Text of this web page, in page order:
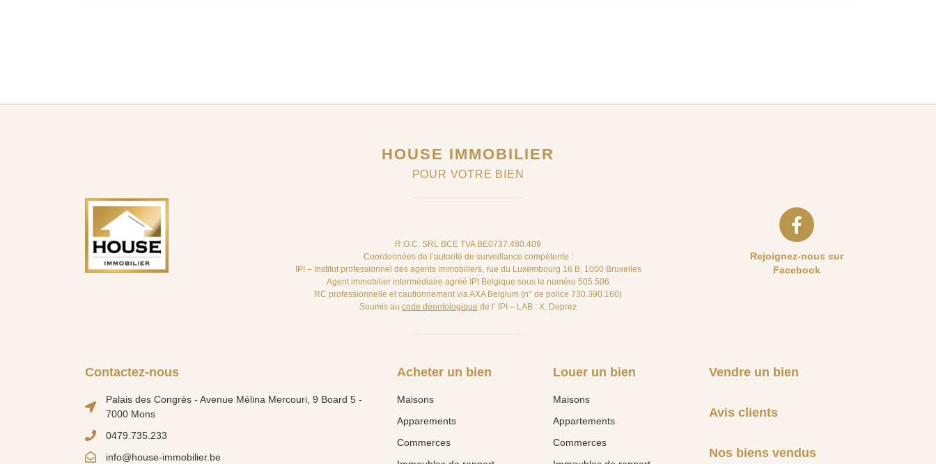
HOUSE IMMOBILIER
POUR VOTRE BIEN
R.O.C. SRL BCE TVA BE0737.480.409
Coordonnées de l’autorité de surveillance compétente :
IPI – Institut professionnel des agents immobiliers, rue du Luxembourg 16 B, 1000 Bruxelles
Agent immobilier intermédiaire agréé IPI Belgique sous le numéro 505.506
RC professionnelle et cautionnement via AXA Belgium (n° de police 730.390.160)
Soumis au code déontologique de l’ IPI – LAB : X. Deprez
Rejoignez-nous sur
Facebook
Contactez-nous
Palais des Congrès - Avenue Mélina Mercouri, 9 Board 5 -
7000 Mons
0479.735.233
info@house-immobilier.be
Acheter un bien
Maisons
Apparements
Commerces
Louer un bien
Maisons
Appartements
Commerces
Vendre un bien
Avis clients
Nos biens vendus